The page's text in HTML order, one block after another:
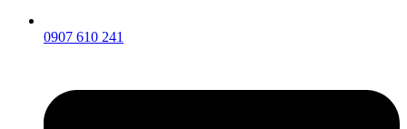
0907 610 241